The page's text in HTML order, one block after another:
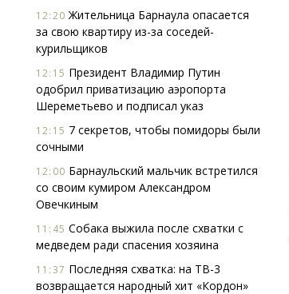
12:20 Жительница Барнаула опасается
за свою квартиру из-за соседей-
курильщиков
12:15 Президент Владимир Путин
одобрил приватизацию аэропорта
Шереметьево и подписал указ
12:15 7 секретов, чтобы помидоры были
сочными
12:00 Барнаульский мальчик встретился
со своим кумиром Александром
Овечкиным
11:45 Собака выжила после схватки с
медведем ради спасения хозяина
11:37 Последняя схватка: на ТВ-3
возвращается народный хит «Кордон»